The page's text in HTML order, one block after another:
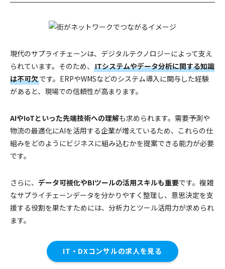
現代のサプライチェーンは、デジタルテクノロジーによって支え
られています。そのため、 ITシステムやデータ分析に関する知識
は不可欠です。ERPやWMSなどのシステム導入に関与した経験
があると、現場での信頼性が高まります。
AIやIoTといった先端技術への理解も求められます。需要予測や
物流の最適化にAIを活用する企業が増えているため、これらの仕
組みをどのようにビジネスに組み込むかを提案できる能力が必要
です。
さらに、 データ可視化やBIツールの活用スキルも重要です。複雑
なサプライチェーンデータを分かりやすく整理し、意思決定を支
援する役割を果たすためには、分析力とツール活用力が求められ
ます。
IT・DXコンサルの求人を見る